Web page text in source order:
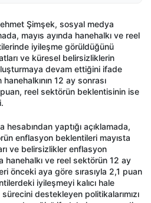
Şimşek, sosyal medya
mayıs ayında hanehalkı ve reel
iyileşme görüldüğünü
ve küresel belirsizliklerin
devam ettiğini ifade
12 ay sonrası
reel sektörün beklentisinin ise
yaptığı açıklamada,
enflasyon beklentileri mayısta
ve belirsizlikler enflasyon
hanehalkı ve reel sektörün 12 ay
önceki aya göre sırasıyla 2,1 puan
iyileşmeyi kalıcı hale
destekleyen politikalarımızı